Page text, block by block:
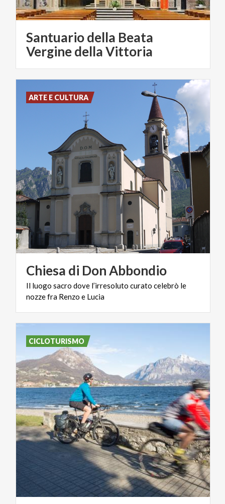
Santuario della Beata
Vergine della Vittoria
Chiesa di DonAbbondio
Il luogo sacro dove l’irresoluto curato celebrò le
nozzefra Renzo e Lucia
ARTE E CULTURA
CICLOTURISMO